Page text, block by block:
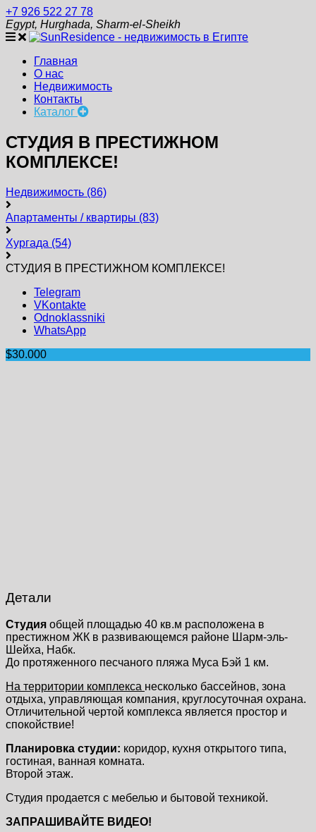
+7 926 522 27 78
Egypt, Hurghada, Sharm-el-Sheikh
Главная
О нас
Недвижимость
Контакты
Каталог
СТУДИЯ В ПРЕСТИЖНОМ
КОМПЛЕКСЕ!
Недвижимость (86)
Апартаменты / квартиры (83)
Хургада (54)
СТУДИЯ В ПРЕСТИЖНОМ КОМПЛЕКСЕ!
Telegram
VKontakte
Odnoklassniki
WhatsApp
$30.000
Детали
Студия общей площадью 40 кв.м расположена в
престижном ЖК в развивающемся районе Шарм-эль-
Шейха, Набк.
До протяженного песчаного пляжа Муса Бэй 1 км.
На территории комплекса несколько бассейнов, зона
отдыха, управляющая компания, круглосуточная охрана.
Отличительной чертой комплекса является простор и
спокойствие!
Планировка студии: коридор, кухня открытого типа,
гостиная, ванная комната.
Второй этаж.
Студия продается с мебелью и бытовой техникой.
ЗАПРАШИВАЙТЕ ВИДЕО!